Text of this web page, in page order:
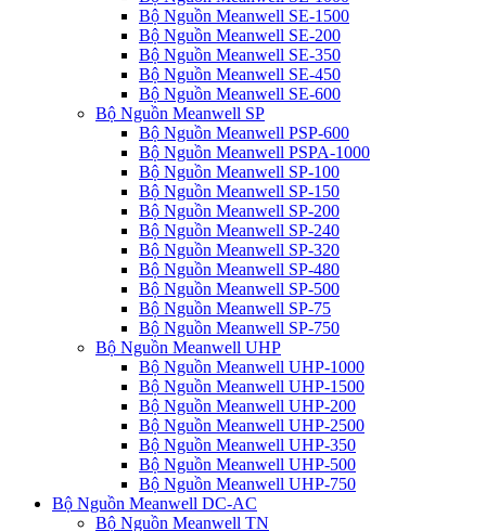
Bộ Nguồn Meanwell SE-1500
Bộ Nguồn Meanwell SE-200
Bộ Nguồn Meanwell SE-350
Bộ Nguồn Meanwell SE-450
Bộ Nguồn Meanwell SE-600
Bộ Nguồn Meanwell SP
Bộ Nguồn Meanwell PSP-600
Bộ Nguồn Meanwell PSPA-1000
Bộ Nguồn Meanwell SP-100
Bộ Nguồn Meanwell SP-150
Bộ Nguồn Meanwell SP-200
Bộ Nguồn Meanwell SP-240
Bộ Nguồn Meanwell SP-320
Bộ Nguồn Meanwell SP-480
Bộ Nguồn Meanwell SP-500
Bộ Nguồn Meanwell SP-75
Bộ Nguồn Meanwell SP-750
Bộ Nguồn Meanwell UHP
Bộ Nguồn Meanwell UHP-1000
Bộ Nguồn Meanwell UHP-1500
Bộ Nguồn Meanwell UHP-200
Bộ Nguồn Meanwell UHP-2500
Bộ Nguồn Meanwell UHP-350
Bộ Nguồn Meanwell UHP-500
Bộ Nguồn Meanwell UHP-750
Bộ Nguồn Meanwell DC-AC
Bộ Nguồn Meanwell TN